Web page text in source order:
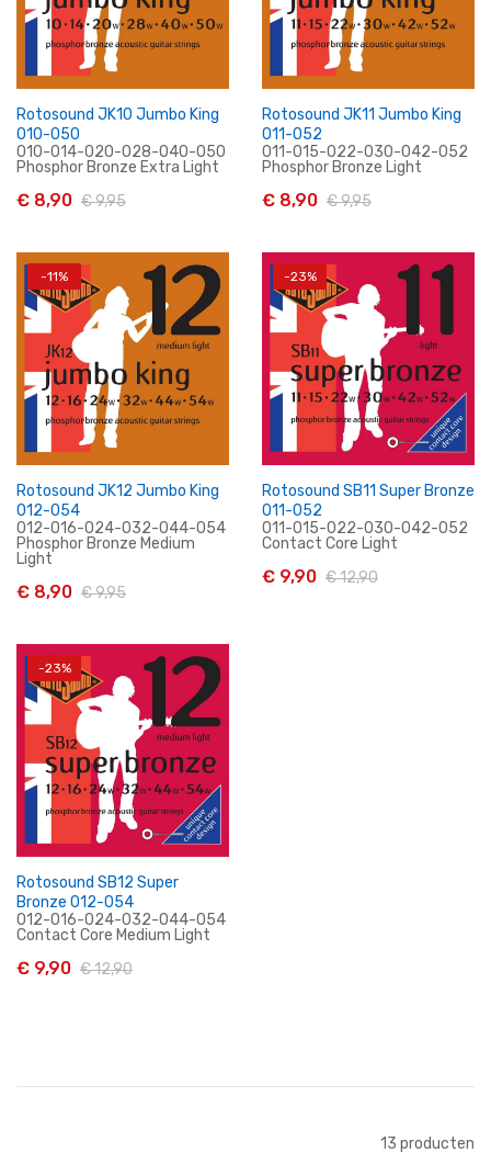
In Winkelwagen
Rotosound JK10 Jumbo King
010-050
010-014-020-028-040-050
Phosphor Bronze Extra Light
€ 8,90 € 9,95
In Winkelwagen
Rotosound JK11 Jumbo King
011-052
011-015-022-030-042-052
Phosphor Bronze Light
€ 8,90 € 9,95
-11%
In Winkelwagen
Rotosound JK12 Jumbo King
012-054
012-016-024-032-044-054
Phosphor Bronze Medium
Light
€ 8,90 € 9,95
-23%
Rotosound SB11 Super Bronze
011-052
011-015-022-030-042-052
Contact Core Light
€ 9,90 € 12,90
-23%
Rotosound SB12 Super
Bronze 012-054
012-016-024-032-044-054
Contact Core Medium Light
€ 9,90 € 12,90
13 producten